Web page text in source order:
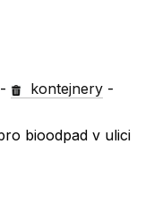
- kontejnery -
bioodpad v ulici